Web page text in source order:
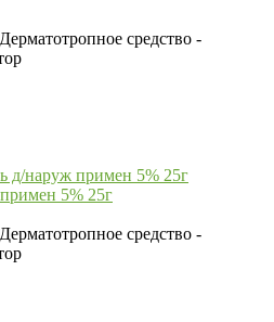
средство -
5% 25г
средство -